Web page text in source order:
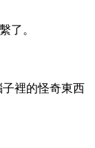
了。
裡的怪奇東西